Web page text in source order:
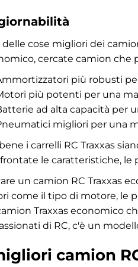
delle cose migliori dei
cercate camion
più robusti
più potenti per una
ad alta capacità per
migliori per una
i carrelli RC Traxxas
le caratteristiche, le
un camion RC Traxxas
come il tipo di motore, le
Traxxas economico
di RC, c'è un
camion